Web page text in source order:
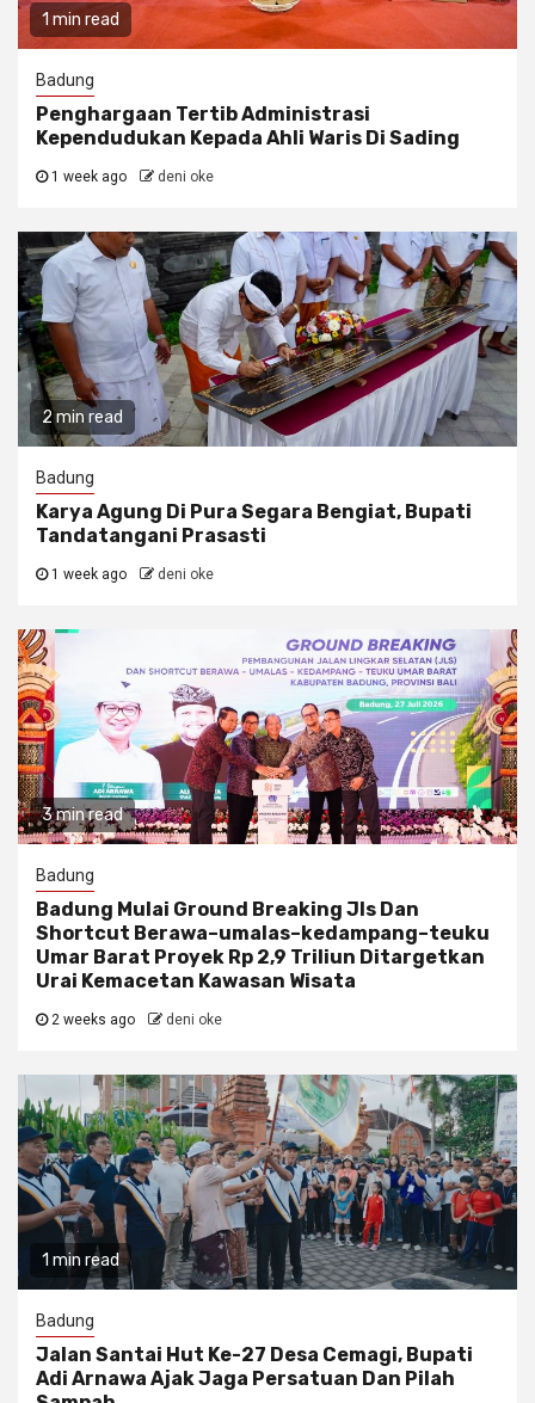
1 min read
Badung
Penghargaan Tertib Administrasi
Kependudukan Kepada Ahli Waris Di Sading
1 week ago deni oke
2 min read
Badung
Karya Agung Di Pura Segara Bengiat, Bupati
Tandatangani Prasasti
1 week ago deni oke
3 min read
Badung
Badung Mulai Ground Breaking Jls Dan
Shortcut Berawa–umalas–kedampang–teuku
Umar Barat Proyek Rp 2,9 Triliun Ditargetkan
Urai Kemacetan Kawasan Wisata
2 weeks ago deni oke
1 min read
Badung
Jalan Santai Hut Ke-27 Desa Cemagi, Bupati
Adi Arnawa Ajak Jaga Persatuan Dan Pilah